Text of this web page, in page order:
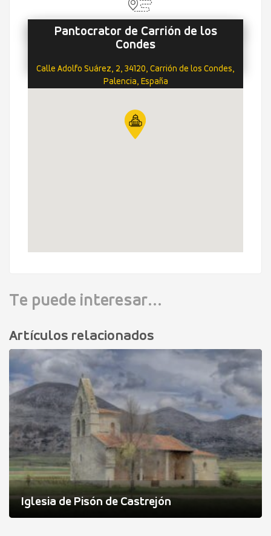
Pantocrator de Carrión de los
Condes
Calle Adolfo Suárez, 2, 34120, Carrión de los Condes,
Palencia, España
Te puede interesar...
Artículos relacionados
Iglesia de Pisón de Castrejón